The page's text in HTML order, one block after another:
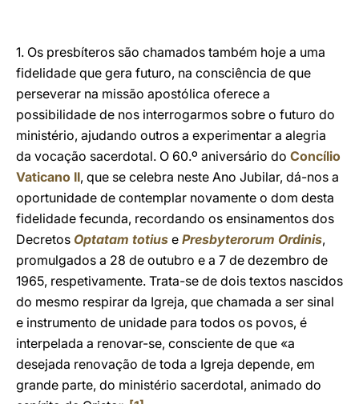
1. Os presbíteros são chamados também hoje a uma
fidelidade que gera futuro, na consciência de que
perseverar na missão apostólica oferece a
possibilidade de nos interrogarmos sobre o futuro do
ministério, ajudando outros a experimentar a alegria
da vocação sacerdotal. O 60.º aniversário do Concílio
Vaticano II, que se celebra neste Ano Jubilar, dá-nos a
oportunidade de contemplar novamente o dom desta
fidelidade fecunda, recordando os ensinamentos dos
Decretos Optatam totius e Presbyterorum Ordinis,
promulgados a 28 de outubro e a 7 de dezembro de
1965, respetivamente. Trata-se de dois textos nascidos
do mesmo respirar da Igreja, que chamada a ser sinal
e instrumento de unidade para todos os povos, é
interpelada a renovar-se, consciente de que «a
desejada renovação de toda a Igreja depende, em
grande parte, do ministério sacerdotal, animado do